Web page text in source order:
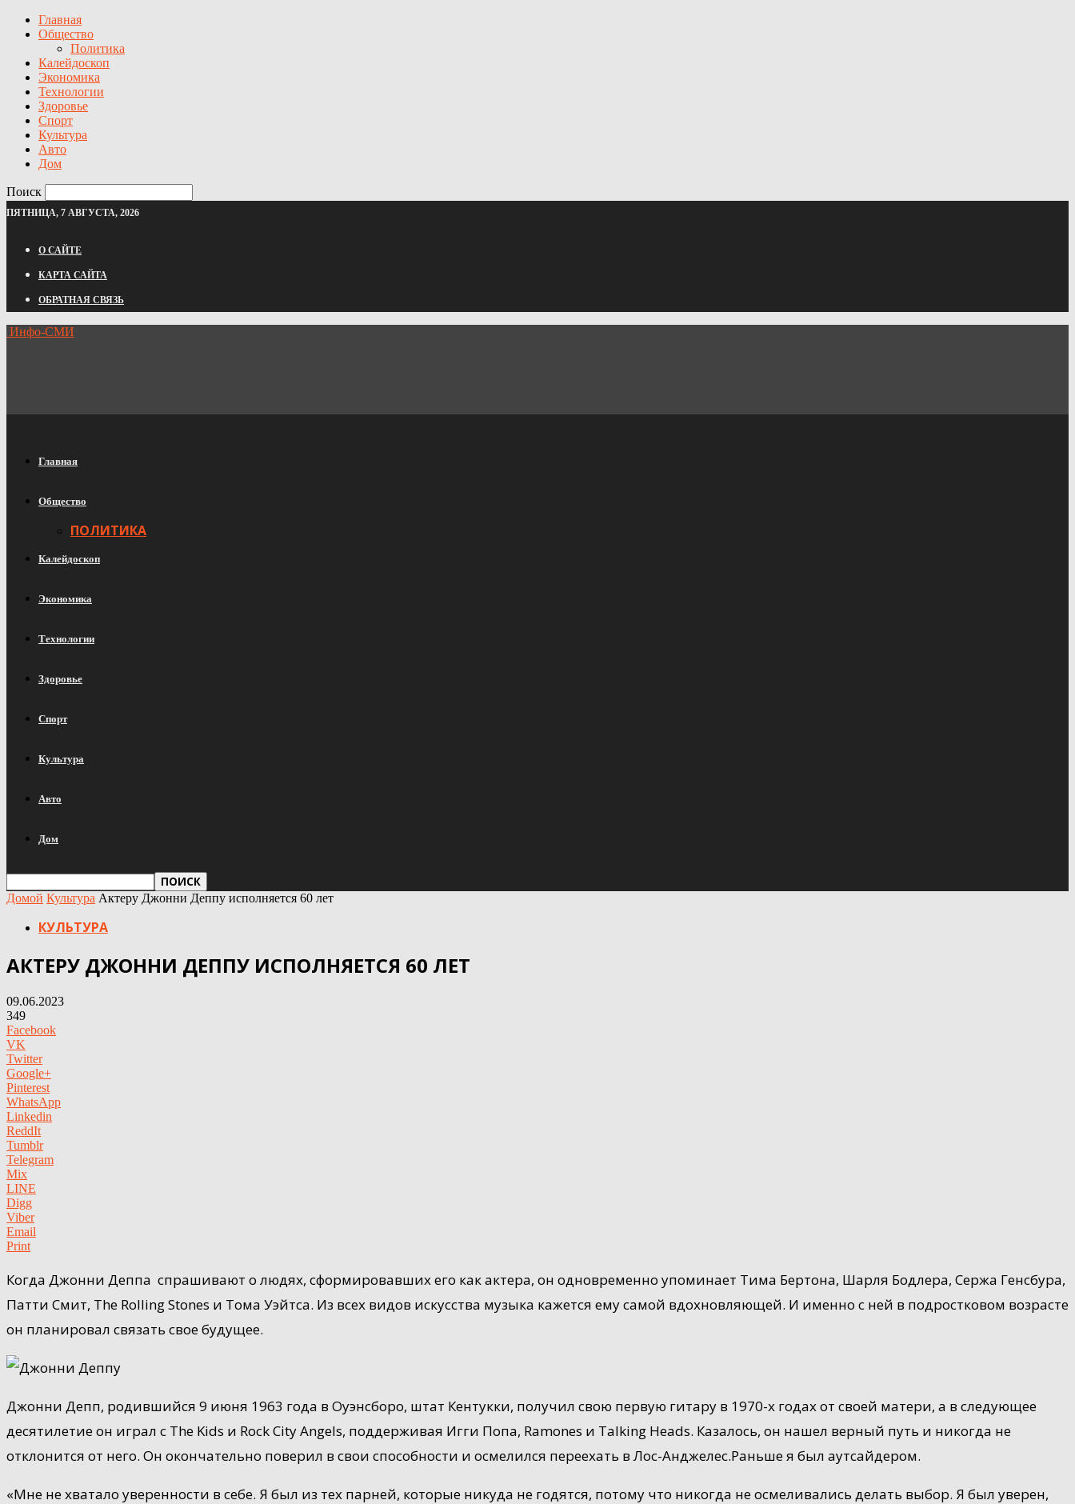
Главная
Общество
Политика
Калейдоскоп
Экономика
Технологии
Здоровье
Спорт
Культура
Авто
Дом
Поиск
ПЯТНИЦА, 7 АВГУСТА, 2026
О САЙТЕ
КАРТА САЙТА
ОБРАТНАЯ СВЯЗЬ
Инфо-СМИ
Главная
Общество
ПОЛИТИКА
Калейдоскоп
Экономика
Технологии
Здоровье
Спорт
Культура
Авто
Дом
Домой Культура Актеру Джонни Деппу исполняется 60 лет
КУЛЬТУРА
АКТЕРУ ДЖОННИ ДЕППУ ИСПОЛНЯЕТСЯ 60 ЛЕТ
09.06.2023
349
Facebook
VK
Twitter
Google+
Pinterest
WhatsApp
Linkedin
ReddIt
Tumblr
Telegram
Mix
LINE
Digg
Viber
Email
Print
Когда Джонни Деппа спрашивают о людях, сформировавших его как актера, он одновременно упоминает Тима Бертона, Шарля Бодлера, Сержа Генсбура,
Патти Смит, The Rolling Stones и Тома Уэйтса. Из всех видов искусства музыка кажется ему самой вдохновляющей. И именно с ней в подростковом возрасте
он планировал связать свое будущее.
Джонни Депп, родившийся 9 июня 1963 года в Оуэнсборо, штат Кентукки, получил свою первую гитару в 1970-х годах от своей матери, а в следующее
десятилетие он играл с The Kids и Rock City Angels, поддерживая Игги Попа, Ramones и Talking Heads. Казалось, он нашел верный путь и никогда не
отклонится от него. Он окончательно поверил в свои способности и осмелился переехать в Лос-Анджелес.Раньше я был аутсайдером.
«Мне не хватало уверенности в себе. Я был из тех парней, которые никуда не годятся, потому что никогда не осмеливались делать выбор. Я был уверен,